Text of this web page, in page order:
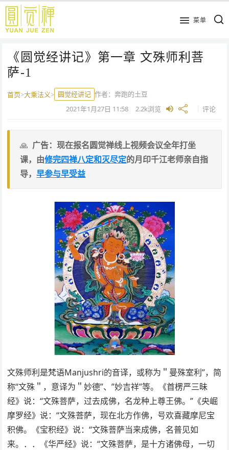
跳
主
菜单
《圆觉经讲记》第一章 文殊师利菩
萨-1
首页>大乘法义> 圆觉经讲记 作者：奔跑的土豆
2021年1月27日 11:58 2.2k浏览 评论
广告：现在报名圆觉禅线上视频会议全年打坐
课，由修完四禅八定和灭尽定的月印千江老师亲自指
导，早参与早受益
文殊师利是梵语Manjushri的音译，或称为＂曼殊室利”，简
称“文殊＂，意译为＂妙德”、”妙吉祥”等。《首楞严三昧
经》说：“文殊菩萨，过去成佛，名龙种上尊王佛。”《央崛
摩罗经》说：“文殊菩萨，现在北方作佛，号欢喜藏摩尼宝
积佛。《宝积经》说：“文殊菩萨当来成佛，名普见如
来。．．《华严经》说：“文殊菩萨，是十方诸佛母，一切